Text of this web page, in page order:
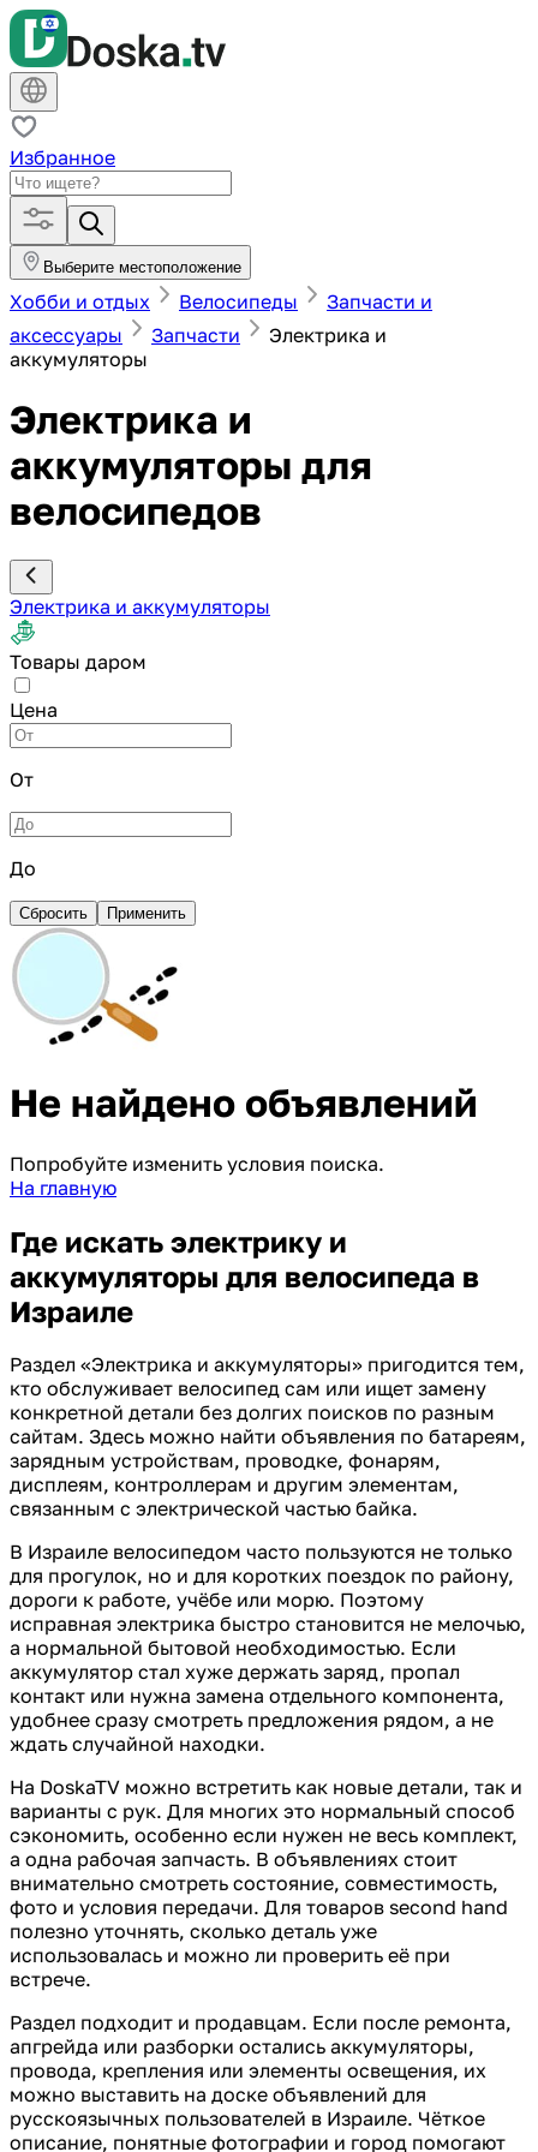
Избранное
Выберите местоположение
Хобби и отдых Велосипеды
Запчасти и
аксессуары
Запчасти
Электрика и
аккумуляторы
Электрика и
аккумуляторы для
велосипедов
Электрика и аккумуляторы
Товары даром
Цена
От
До
Сбросить Применить
Не найдено объявлений
Попробуйте изменить условия поиска.
На главную
Где искать электрику и
аккумуляторы для велосипеда в
Израиле
Раздел «Электрика и аккумуляторы» пригодится тем,
кто обслуживает велосипед сам или ищет замену
конкретной детали без долгих поисков по разным
сайтам. Здесь можно найти объявления по батареям,
зарядным устройствам, проводке, фонарям,
дисплеям, контроллерам и другим элементам,
связанным с электрической частью байка.
В Израиле велосипедом часто пользуются не только
для прогулок, но и для коротких поездок по району,
дороги к работе, учёбе или морю. Поэтому
исправная электрика быстро становится не мелочью,
а нормальной бытовой необходимостью. Если
аккумулятор стал хуже держать заряд, пропал
контакт или нужна замена отдельного компонента,
удобнее сразу смотреть предложения рядом, а не
ждать случайной находки.
На DoskaTV можно встретить как новые детали, так и
варианты с рук. Для многих это нормальный способ
сэкономить, особенно если нужен не весь комплект,
а одна рабочая запчасть. В объявлениях стоит
внимательно смотреть состояние, совместимость,
фото и условия передачи. Для товаров second hand
полезно уточнять, сколько деталь уже
использовалась и можно ли проверить её при
встрече.
Раздел подходит и продавцам. Если после ремонта,
апгрейда или разборки остались аккумуляторы,
провода, крепления или элементы освещения, их
можно выставить на доске объявлений для
русскоязычных пользователей в Израиле. Чёткое
описание, понятные фотографии и город помогают